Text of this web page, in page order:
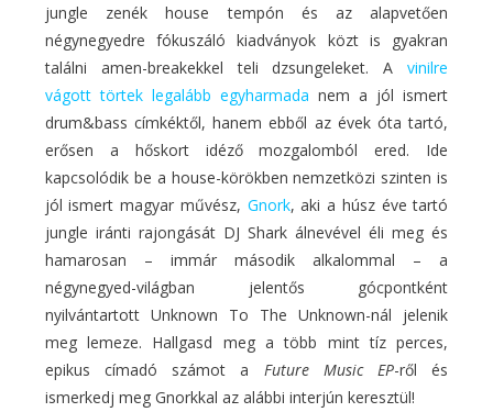
jungle zenék house tempón és az alapvetően
négynegyedre fókuszáló kiadványok közt is gyakran
találni amen-breakekkel teli dzsungeleket. Avinilre
vágott törtek legalább egyharmada nem a jól ismert
drum&bass címkéktől, hanem ebből az évek óta tartó,
erősen a hőskort idéző mozgalomból ered. Ide
kapcsolódik be a house-körökben nemzetközi szinten is
jól ismert magyar művész, Gnork, aki a húsz éve tartó
jungle iránti rajongását DJ Shark álnevével éli meg és
hamarosan – immár második alkalommal – a
négynegyed-világban jelentős gócpontként
nyilvántartott Unknown To The Unknown-nál jelenik
meg lemeze. Hallgasd meg a több mint tíz perces,
epikus címadó számot a Future Music EP-ről és
ismerkedj meg Gnorkkal az alábbi interjún keresztül!